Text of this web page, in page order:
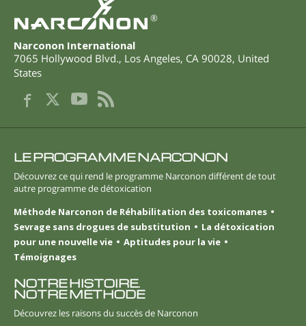
®
Narconon International
7065 Hollywood Blvd., Los Angeles, CA 90028, United
States
LE PROGRAMME NARCONON
Découvrez ce qui rend le programme Narconon différent de tout
autre programme de détoxication
Méthode Narconon de Réhabilitation des toxicomanes
Sevrage sans drogues de substitution
La détoxication
pour une nouvelle vie
Aptitudes pour la vie
Témoignages
NOTRE HISTOIRE.
NOTRE MÉTHODE
Découvrez les raisons du succès de Narconon